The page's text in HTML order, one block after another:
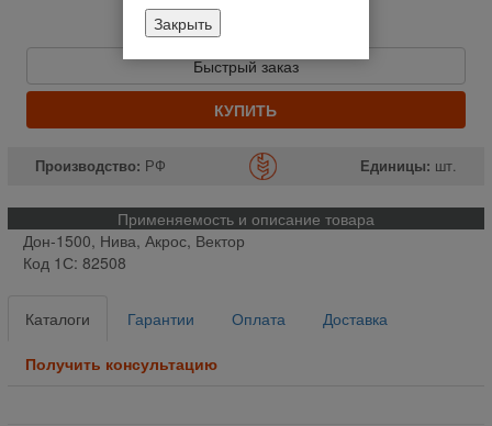
Отправим завтра до 14:00
243,38 руб
Быстрый заказ
КУПИТЬ
Производство: РФ Единицы: шт.
Применяемость и описание товара
Дон-1500, Нива, Акрос, Вектор
Код 1С: 82508
Каталоги Гарантии Оплата Доставка
Получить консультацию
Закрыть